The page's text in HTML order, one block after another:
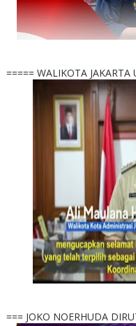
===== WALIKOTA
=== JOKO NOERHUDA